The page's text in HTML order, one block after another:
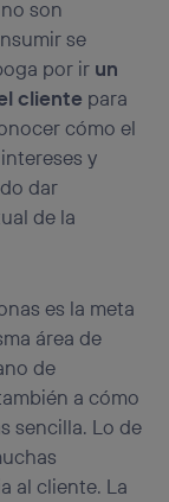
son
se
por ir un
cliente para
cómo el
y
dar
de la
es la meta
área de
de
a cómo
sencilla. Lo de
al cliente. La